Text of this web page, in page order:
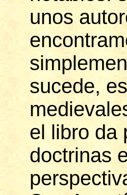
unos
sucede,
el libro da
doctrinas